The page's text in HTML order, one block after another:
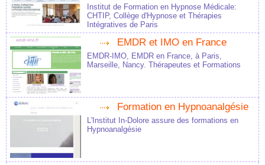
Institut de Formation en Hypnose Médicale:
CHTIP, Collège d'Hypnose et Thérapies
Intégratives de Paris
EMDR et IMO en France
EMDR-IMO, EMDR en France, à Paris,
Marseille, Nancy. Thérapeutes et Formations
Formation en Hypnoanalgésie
L'Institut In-Dolore assure des formations en
Hypnoanalgésie